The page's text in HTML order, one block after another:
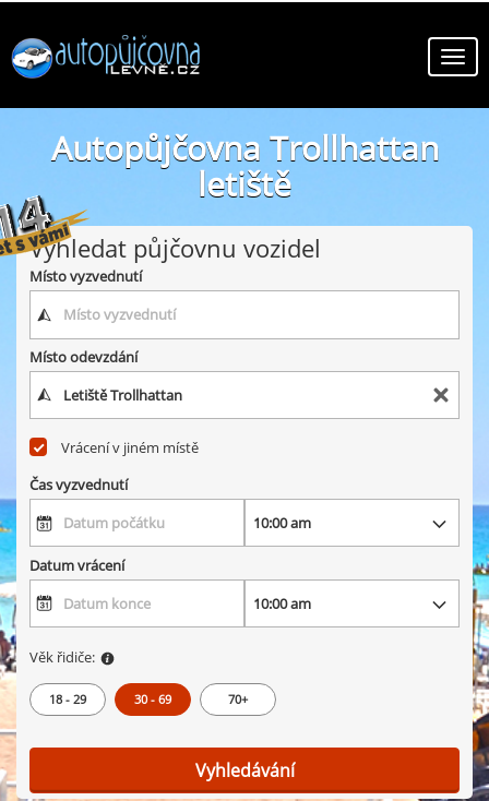
Autopůjčovna Trollhattan
letiště
online autopůjčovny ve městě Trollhattan letiště
Vyhledat půjčovnu vozidel
Místo vyzvednutí
Místo odevzdání
Vrácení v jiném místě
Čas vyzvednutí
Datum vrácení
Věk řidiče:
18 - 29 30 - 69 70+
Vyhledávání